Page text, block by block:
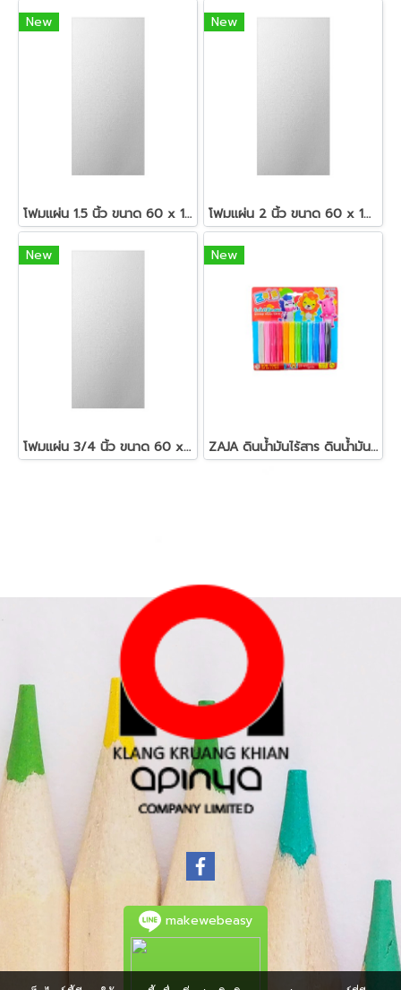
New
โฟมแผ่น 1.5 นิ้ว ขนาด 60 x 120 ซม.สีขาว
New
โฟมแผ่น 2 นิ้ว ขนาด 60 x 120 ซม.สีขาว
New
โฟมแผ่น 3/4 นิ้ว ขนาด 60 x 120 ซม.สีขาว
New
ZAJA ดินน้ำมันไร้สาร ดินน้ำมันแท่งกลม 200 กรัม
makewebeasy